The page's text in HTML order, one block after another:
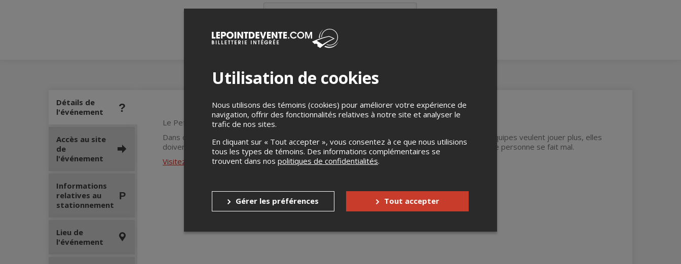
Détails de
l'événement
Le Petit Rodéo
Dans ce format, le public a le pouvoir de choisir qui des quatre équipes reste sur scène. Si les équipes veulent jouer plus, elles
doivent donc absolument séduire l'audience! C'est un peu comme le roi de la montagne, sauf que personne se fait mal.
Visitez la page Facebook de la CLINT
Accès au site
de
l'événement
Informations
relatives au
stationnement
Lieu de
l'événement
Utilisation de cookies
Nous utilisons des témoins (cookies) pour améliorer votre expérience de
navigation, offrir des fonctionnalités relatives à notre site et analyser le
trafic de nos sites.
En cliquant sur « Tout accepter », vous consentez à ce que nous utilisions
tous les types de témoins. Des informations complémentaires se
trouvent dans nos politiques de confidentialités.
Gérer les préférences Tout accepter